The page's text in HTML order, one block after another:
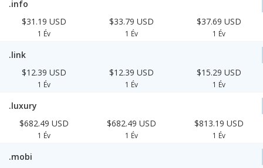
.info
$31.19 USD
1 Év
$33.79 USD
1 Év
$37.69 USD
1 Év
.link
$12.39 USD
1 Év
$12.39 USD
1 Év
$15.29 USD
1 Év
.luxury
$682.49 USD
1 Év
$682.49 USD
1 Év
$813.19 USD
1 Év
.mobi